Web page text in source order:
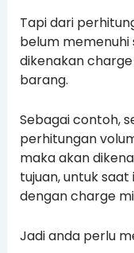
Tapi dari
belum
dikenakan
barang.
Sebagai contoh,
perhitungan
maka akan
tujuan, untuk
dengan charge
Jadi anda perlu